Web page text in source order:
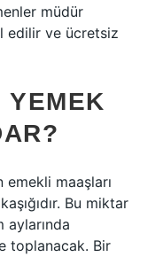
müdür
edilir ve ücretsiz
YEMEK
emekli maaşları
Bu miktar
aylarında
toplanacak. Bir